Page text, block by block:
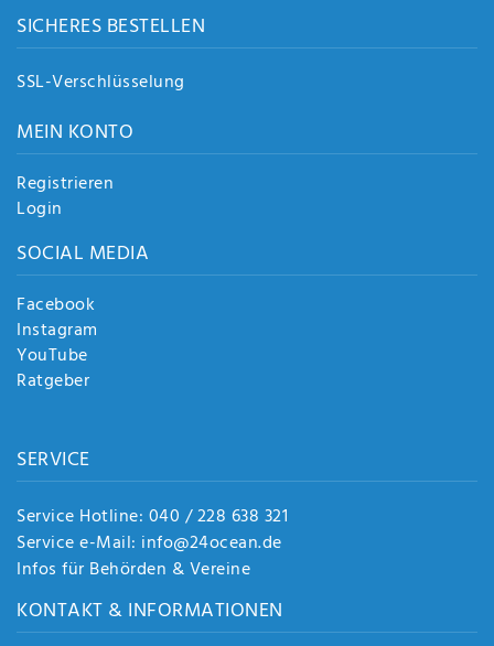
SICHERES BESTELLEN
SSL-Verschlüsselung
MEIN KONTO
Registrieren
Login
SOCIAL MEDIA
Facebook
Instagram
YouTube
Ratgeber
SERVICE
Service Hotline: 040 / 228 638 321
Service e-Mail: info@24ocean.de
Infos für Behörden & Vereine
KONTAKT & INFORMATIONEN